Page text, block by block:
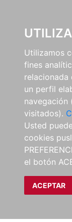
Utilizamos
fines
relacionada
un perfil
navegación
visitados).
Usted
cookies
el botón
ACEPTAR